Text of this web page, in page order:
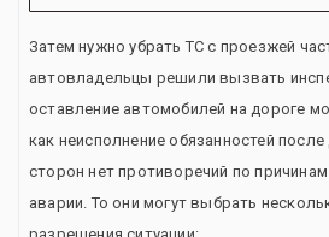
Затем нужно убрать ТС с проезжей
автовладельцы решили вызвать
оставление автомобилей на дороге
как неисполнение обязанностей
сторон нет противоречий по
аварии. То они могут выбрать